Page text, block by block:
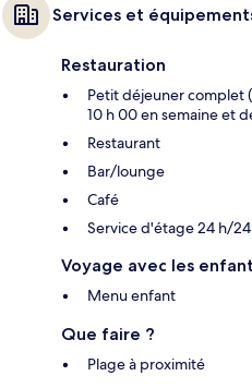
Services et
Restauration
Petit déjeuner complet
10 h 00 en semaine et
Restaurant
Bar/lounge
Café
Service d'étage 24 h/24
Voyage avec les
Menu enfant
Que faire ?
Plage à proximité